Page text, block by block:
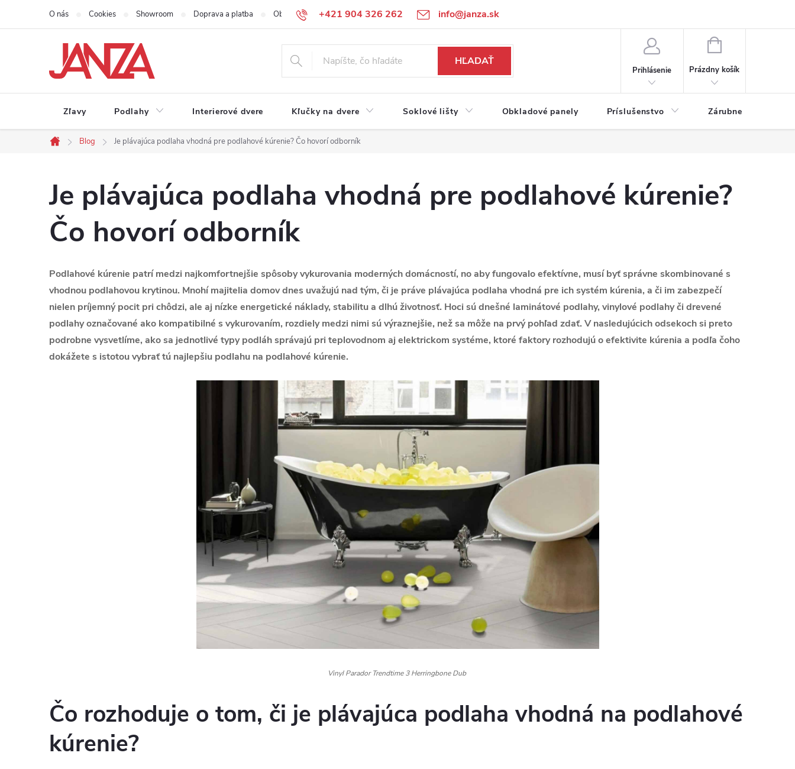
Prejsť na obsah +421 904 326 262 info@janza.sk
O nás Cookies Showroom Doprava a platba Obchodné podmienky Reklamačné podmienky Podmienky ochrany osobných údajov
HĽADAŤ
Prihlásenie
NÁKUPNÝ KOŠÍK
Prázdny košík
Zľavy Podlahy Interierové dvere Kľučky na dvere Soklové lišty Obkladové panely Príslušenstvo Zárubne
Domov
Blog Je plávajúca podlaha vhodná pre podlahové kúrenie? Čo hovorí odborník
Je plávajúca podlaha vhodná pre podlahové kúrenie?
Čo hovorí odborník
Podlahové kúrenie patrí medzi najkomfortnejšie spôsoby vykurovania moderných domácností, no aby fungovalo efektívne, musí byť správne skombinované s
vhodnou podlahovou krytinou. Mnohí majitelia domov dnes uvažujú nad tým, či je práve plávajúca podlaha vhodná pre ich systém kúrenia, a či im zabezpečí
nielen príjemný pocit pri chôdzi, ale aj nízke energetické náklady, stabilitu a dlhú životnosť. Hoci sú dnešné laminátové podlahy, vinylové podlahy či drevené
podlahy označované ako kompatibilné s vykurovaním, rozdiely medzi nimi sú výraznejšie, než sa môže na prvý pohľad zdať. V nasledujúcich odsekoch si preto
podrobne vysvetlíme, ako sa jednotlivé typy podláh správajú pri teplovodnom aj elektrickom systéme, ktoré faktory rozhodujú o efektivite kúrenia a podľa čoho
dokážete s istotou vybrať tú najlepšiu podlahu na podlahové kúrenie.
Vinyl Parador Trendtime 3 Herringbone Dub
Čo rozhoduje o tom, či je plávajúca podlaha vhodná na podlahové
kúrenie?